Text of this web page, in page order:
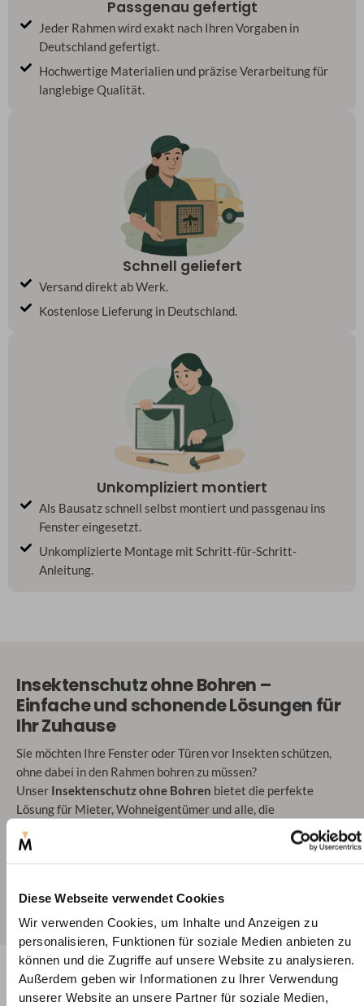
Diese Webseite verwendet Cookies
Wir verwenden Cookies, um Inhalte und Anzeigen zu
personalisieren, Funktionen für soziale Medien anbieten zu
können und die Zugriffe auf unsere Website zu analysieren.
Außerdem geben wir Informationen zu Ihrer Verwendung
unserer Website an unsere Partner für soziale Medien,
Passgenau gefertigt
Jeder Rahmen wird exakt nach Ihren Vorgaben in
Deutschland gefertigt.
Hochwertige Materialien und präzise Verarbeitung für
langlebige Qualität.
Schnell geliefert
Versand direkt ab Werk.
Kostenlose Lieferung in Deutschland.
Unkompliziert montiert
Als Bausatz schnell selbst montiert und passgenau ins
Fenster eingesetzt.
Unkomplizierte Montage mit Schritt-für-Schritt-
Anleitung.
Insektenschutz ohne Bohren –
Einfache und schonende Lösungen für
Ihr Zuhause
Sie möchten Ihre Fenster oder Türen vor Insekten schützen,
ohne dabei in den Rahmen bohren zu müssen?
Unser Insektenschutz ohne Bohren bietet die perfekte
Lösung für Mieter, Wohneigentümer und alle, die
eine
Montage
Insektenschutzsystemenkönnen Sie Ihre Räume effektiv
Ihre Fenster dauerhaft zu verändern.